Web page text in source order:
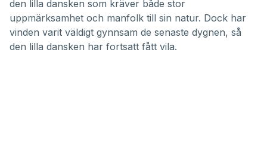
den lilla dansken som kräver både stor
uppmärksamhet och manfolk till sin natur. Dock har
vinden varit väldigt gynnsam de senaste dygnen, så
den lilla dansken har fortsatt fått vila.